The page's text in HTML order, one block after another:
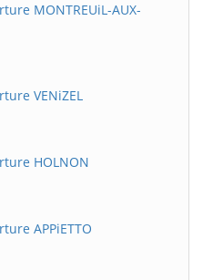
MONTREUiL-AUX-
VENiZEL
HOLNON
APPiETTO